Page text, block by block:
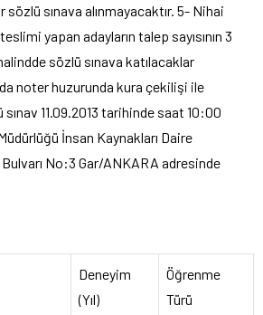
sınava alınmayacaktır. 5- Nihai
yapan adayların talep sayısının 3
sözlü sınava katılacaklar
noter huzurunda kura çekilişi ile
11.09.2013 tarihinde saat 10:00
İnsan Kaynakları Daire
No:3 Gar/ANKARA adresinde
Deneyim
(Yıl)
Öğrenme
Türü